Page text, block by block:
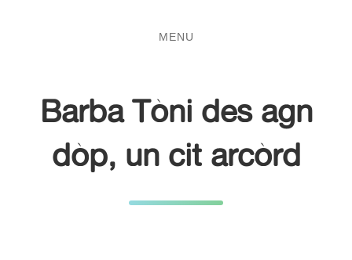
MENU
Barba Tòni des agn
dòp, un cit arcòrd